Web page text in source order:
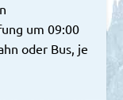
um 09:00
oder Bus, je